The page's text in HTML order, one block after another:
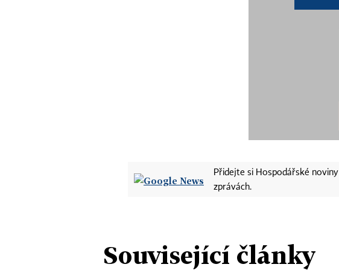
Přidejte si Hospodářské noviny
zprávách.
Související články